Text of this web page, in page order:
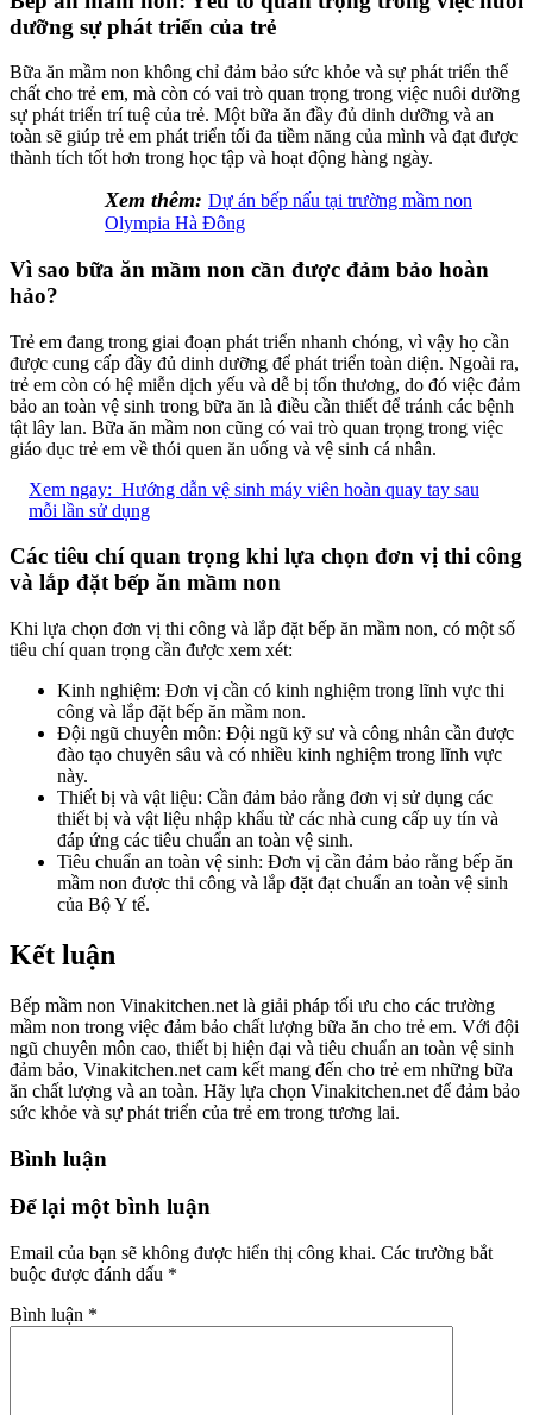
dưỡng sự phát triển của trẻ
Bữa ăn mầm non không chỉ đảm bảo sức khỏe và sự phát triển thể
chất cho trẻ em, mà còn có vai trò quan trọng trong việc nuôi dưỡng
sự phát triển trí tuệ của trẻ. Một bữa ăn đầy đủ dinh dưỡng và an
toàn sẽ giúp trẻ em phát triển tối đa tiềm năng của mình và đạt được
thành tích tốt hơn trong học tập và hoạt động hàng ngày.
Xem thêm: Dự án bếp nấu tại trường mầm non
Olympia Hà Đông
Vì sao bữa ăn mầm non cần được đảm bảo hoàn
hảo?
Trẻ em đang trong giai đoạn phát triển nhanh chóng, vì vậy họ cần
được cung cấp đầy đủ dinh dưỡng để phát triển toàn diện. Ngoài ra,
trẻ em còn có hệ miễn dịch yếu và dễ bị tổn thương, do đó việc đảm
bảo an toàn vệ sinh trong bữa ăn là điều cần thiết để tránh các bệnh
tật lây lan. Bữa ăn mầm non cũng có vai trò quan trọng trong việc
giáo dục trẻ em về thói quen ăn uống và vệ sinh cá nhân.
Xem ngay: Hướng dẫn vệ sinh máy viên hoàn quay tay sau
mỗi lần sử dụng
Các tiêu chí quan trọng khi lựa chọn đơn vị thi công
và lắp đặt bếp ăn mầm non
Khi lựa chọn đơn vị thi công và lắp đặt bếp ăn mầm non, có một số
tiêu chí quan trọng cần được xem xét:
Kinh nghiệm: Đơn vị cần có kinh nghiệm trong lĩnh vực thi
công và lắp đặt bếp ăn mầm non.
Đội ngũ chuyên môn: Đội ngũ kỹ sư và công nhân cần được
đào tạo chuyên sâu và có nhiều kinh nghiệm trong lĩnh vực
này.
Thiết bị và vật liệu: Cần đảm bảo rằng đơn vị sử dụng các
thiết bị và vật liệu nhập khẩu từ các nhà cung cấp uy tín và
đáp ứng các tiêu chuẩn an toàn vệ sinh.
Tiêu chuẩn an toàn vệ sinh: Đơn vị cần đảm bảo rằng bếp ăn
mầm non được thi công và lắp đặt đạt chuẩn an toàn vệ sinh
của Bộ Y tế.
Kết luận
Bếp mầm non Vinakitchen.net là giải pháp tối ưu cho các trường
mầm non trong việc đảm bảo chất lượng bữa ăn cho trẻ em. Với đội
ngũ chuyên môn cao, thiết bị hiện đại và tiêu chuẩn an toàn vệ sinh
đảm bảo, Vinakitchen.net cam kết mang đến cho trẻ em những bữa
ăn chất lượng và an toàn. Hãy lựa chọn Vinakitchen.net để đảm bảo
sức khỏe và sự phát triển của trẻ em trong tương lai.
Bình luận
Để lại một bình luận
Email của bạn sẽ không được hiển thị công khai. Các trường bắt
buộc được đánh dấu *
Bình luận *